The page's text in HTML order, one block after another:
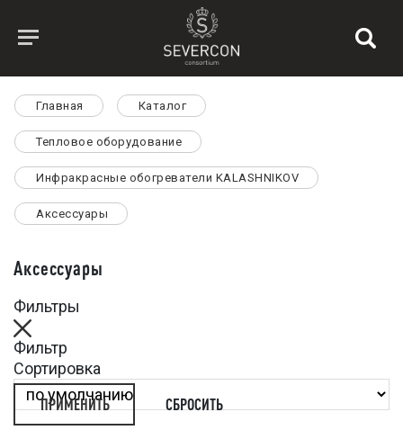
Главная Каталог
Тепловое оборудование
Инфракрасные обогреватели KALASHNIKOV
Аксессуары
Аксессуары
Фильтры
Фильтр
Сортировка
СБРОСИТЬ